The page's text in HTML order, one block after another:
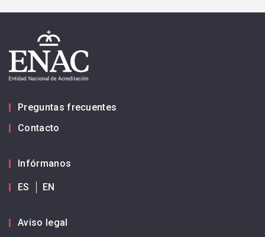
Preguntas frecuentes
Contacto
Infórmanos
ES EN
Aviso legal